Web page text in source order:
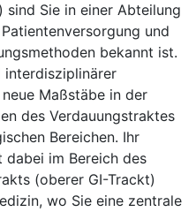
Sie in einer Abteilung
und
bekannt ist.
interdisziplinärer
Maßstäbe in der
des Verdauungstraktes
Bereichen. Ihr
im Bereich des
(oberer GI-Trackt)
wo Sie eine zentrale